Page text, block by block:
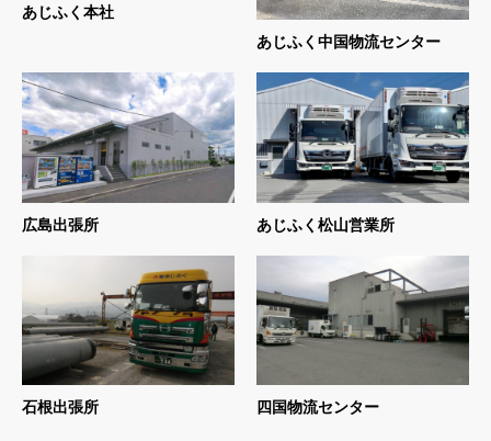
あじふく本社
あじふく中国物流センター
広島出張所 あじふく松山営業所
石根出張所 四国物流センター